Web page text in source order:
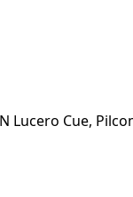
Lucero Cue,